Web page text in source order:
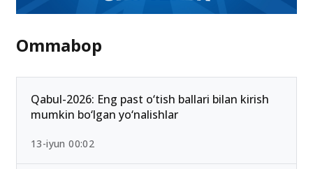
Ommabop
Qabul-2026: Eng past o‘tish ballari bilan kirish
mumkin bo‘lgan yo‘nalishlar
13-iyun 00:02